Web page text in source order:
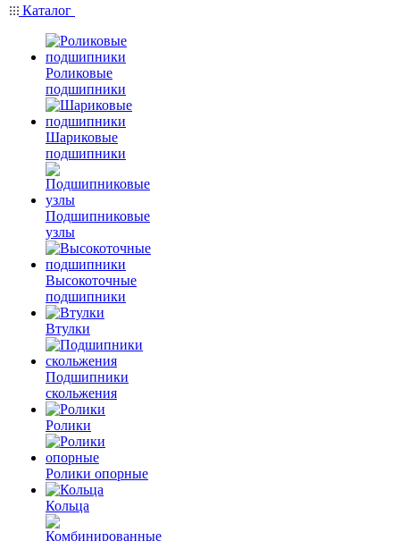
Каталог
Роликовые
подшипники
Шариковые
подшипники
Подшипниковые
узлы
Высокоточные
подшипники
Втулки
Подшипники
скольжения
Ролики
Ролики опорные
Кольца